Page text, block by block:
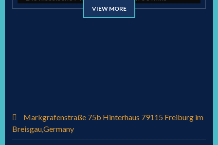
VIEW MORE
Markgrafenstraße 75b Hinterhaus 79115 Freiburg im
Breisgau,Germany